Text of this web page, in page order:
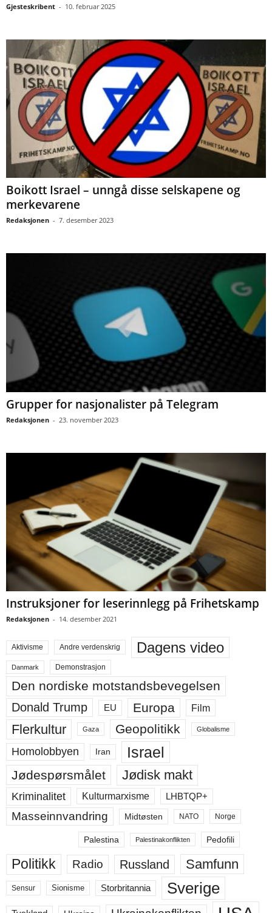
Gjesteskribent - 10. februar 2025
Boikott Israel – unngå disse selskapene og
merkevarene
Redaksjonen - 7. desember 2023
Grupper for nasjonalister på Telegram
Redaksjonen - 23. november 2023
Instruksjoner for leserinnlegg på Frihetskamp
Redaksjonen - 14. desember 2021
Aktivisme Andre verdenskrig Dagens video
Danmark Demonstrasjon
Den nordiske motstandsbevegelsen
Donald Trump EU Europa Film
Flerkultur Gaza Geopolitikk Globalisme
Homolobbyen Iran Israel
Jødespørsmålet Jødisk makt
Kriminalitet Kulturmarxisme LHBTQP+
Masseinnvandring Midtøsten NATO Norge
Palestina Palestinakonflikten Pedofili
Politikk Radio Russland Samfunn
Sensur Sionisme Storbritannia Sverige